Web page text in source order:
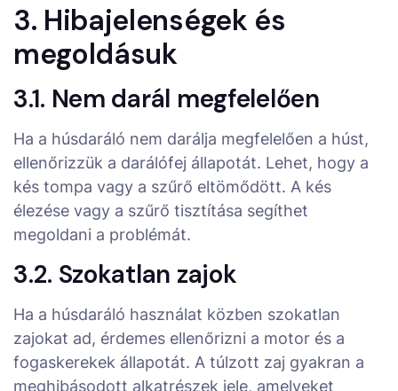
3. Hibajelenségek és
megoldásuk
3.1. Nem darál megfelelően
Ha a húsdaráló nem darálja megfelelően a húst,
ellenőrizzük a darálófej állapotát. Lehet, hogy a
kés tompa vagy a szűrő eltömődött. A kés
élezése vagy a szűrő tisztítása segíthet
megoldani a problémát.
3.2. Szokatlan zajok
Ha a húsdaráló használat közben szokatlan
zajokat ad, érdemes ellenőrizni a motor és a
fogaskerekek állapotát. A túlzott zaj gyakran a
meghibásodott alkatrészek jele, amelyeket